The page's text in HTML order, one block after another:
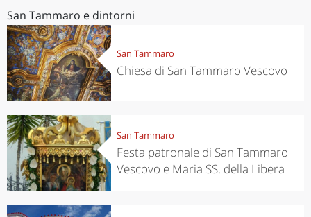
San Tammaro e dintorni
San Tammaro
Chiesa di San Tammaro Vescovo
San Tammaro
Festa patronale di San Tammaro
Vescovo e Maria SS. della Libera